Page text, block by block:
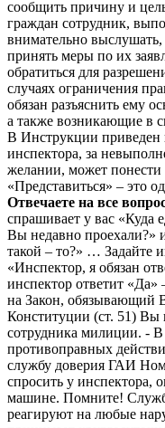
сообщить причину и
граждан сотрудник,
внимательно
принять меры по их
обратиться для
случаях ограничения
обязан разъяснить ему
а также возникающие в
В Инструкции приведен
инспектора, за
желании, может понести
«Представиться» – это
Отвечаете на все
спрашивает у вас «Куда
Вы недавно
такой – то?» … Задайте
«Инспектор, я обязан
инспектор ответит «Да»
на Закон, обязывающий
Конституции (ст. 51) Вы
сотрудника милиции. -
противоправных
службу доверия ГАИ
спросить у инспектора,
машине. Помните!
реагируют на любые